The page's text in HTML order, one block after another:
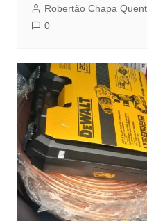
Robertão Chapa
0